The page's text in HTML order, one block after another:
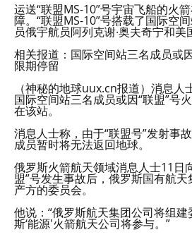
运送“联盟MS-10”号宇宙飞船的火
障。“联盟MS-10”号搭载了国际空
员俄宇航员阿列克谢∙奥夫奇宁和美
相关报道：国际空间站三名成员或
限期停留
（神秘的地球uux.cn报道）消息人
国际空间站三名成员或因“联盟”号
在该站。
消息人士称，由于“联盟号”发射事
成员暂时将无法返回地球。
俄罗斯火箭航天领域消息人士11日
盟”号发生事故后，俄罗斯国有航
产方的委员会。
他说：“俄罗斯航天集团公司将组
斯‘能源'火箭航天公司将参与。”